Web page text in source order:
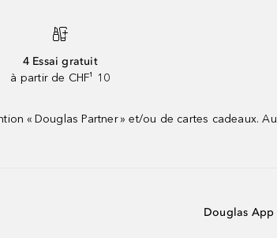
4 Essai gratuit
à partir de CHF¹ 10
« Douglas Partner » et/ou de cartes cadeaux.
Douglas App